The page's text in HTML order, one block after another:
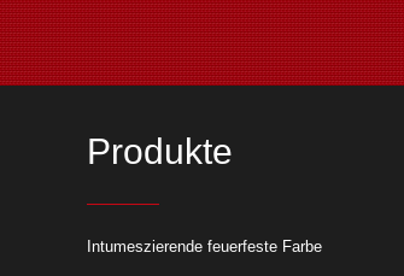
Produkte
Intumeszierende feuerfeste Farbe